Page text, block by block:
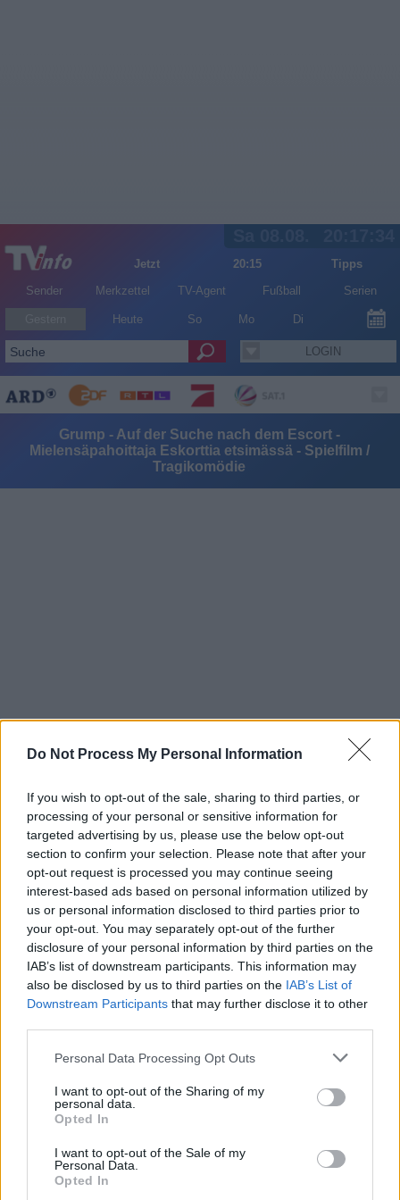
Do Not Process My Personal Information
If you wish to opt-out of the sale, sharing to third parties, or
processing of your personal or sensitive information for
targeted advertising by us, please use the below opt-out
section to confirm your selection. Please note that after your
opt-out request is processed you may continue seeing
interest-based ads based on personal information utilized by
us or personal information disclosed to third parties prior to
your opt-out. You may separately opt-out of the further
disclosure of your personal information by third parties on the
IAB’s list of downstream participants. This information may
also be disclosed by us to third parties on the IAB’s List of
Downstream Participants that may further disclose it to other
Personal Data Processing Opt Outs
I want to opt-out of the Sharing of my
personal data.
Opted In
I want to opt-out of the Sale of my
Personal Data.
Opted In
Jetzt 20:15
Tipps
Sender
Merkzettel TV-Agent Fußball Serien
Heute So Mo Di
LOGIN
Grump - Auf der Suche nach dem Escort -
Mielensäpahoittaja Eskorttia etsimässä - Spielfilm /
Tragikomödie
Deutschland Finnland 2022
Übersicht